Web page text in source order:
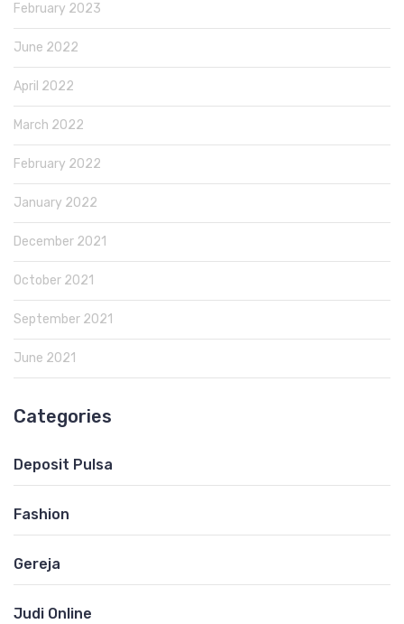
February 2023
June 2022
April 2022
March 2022
February 2022
January 2022
December 2021
October 2021
September 2021
June 2021
Categories
Deposit Pulsa
Fashion
Gereja
Judi Online